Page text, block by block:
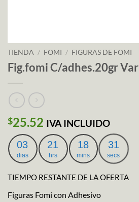
TIENDA / FOMI / FIGURAS DE FOMI
Fig.fomi C/adhes.20gr Var
$25.52 IVA INCLUIDO
03
dias
21
hrs
18
mins
31
secs
TIEMPO RESTANTE DE LA OFERTA
Figuras Fomi con Adhesivo